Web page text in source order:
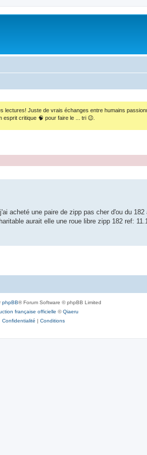
lectures! Juste de vrais échanges entre humains
esprit critique 🧠 pour faire le ... tri 😉.
acheté une paire de zipp pas cher d'ou du 182
aurait elle une roue libre zipp 182 ref:
phpBB® Forum Software © phpBB Limited
française officielle ©Qiaeru
Confidentialité | Conditions